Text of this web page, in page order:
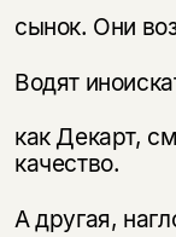
сынок. Они
Водят
как Декарт,
качество.
А другая,